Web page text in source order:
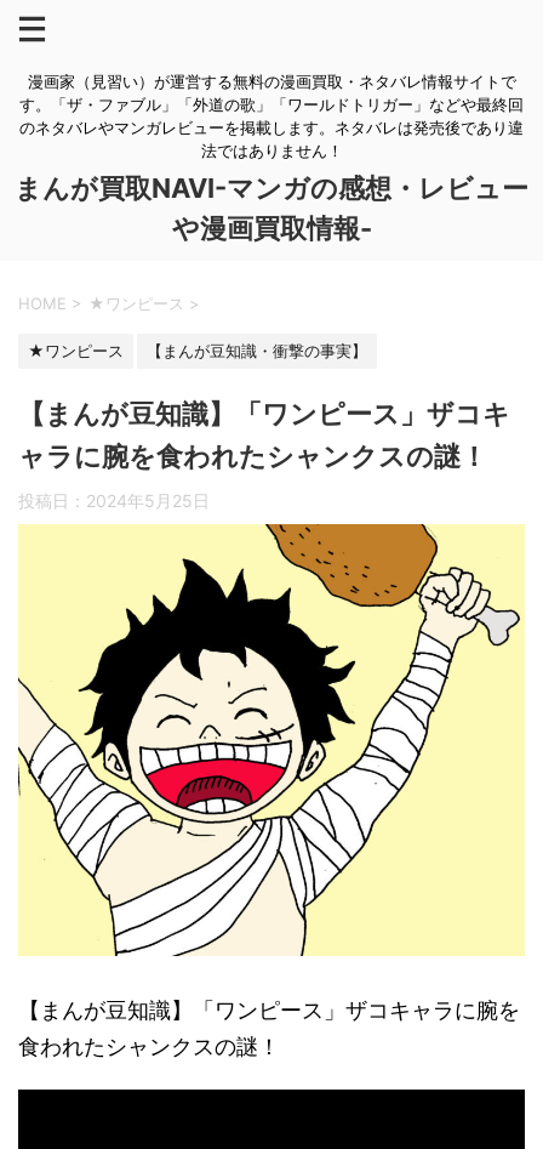
漫画家（見習い）が運営する無料の漫画買取・ネタバレ情報サイトで
す。「ザ・ファブル」「外道の歌」「ワールドトリガー」などや最終回
のネタバレやマンガレビューを掲載します。ネタバレは発売後であり違
法ではありません！
まんが買取NAVI-マンガの感想・レビュー
や漫画買取情報-
HOME > ★ワンピース >
★ワンピース 【まんが豆知識・衝撃の事実】
【まんが豆知識】「ワンピース」ザコキ
ャラに腕を食われたシャンクスの謎！
投稿日： 2024年5月25日
【まんが豆知識】「ワンピース」ザコキャラに腕を
食われたシャンクスの謎！